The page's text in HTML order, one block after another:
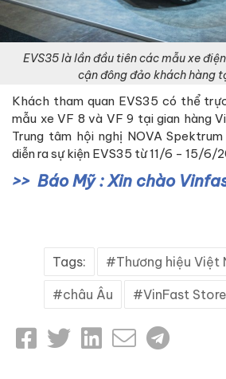
EVS35 là lần đầu tiên các mẫu xe
cận đông đảo khách hàng
Khách tham quan EVS35 có thể
mẫu xe VF 8 và VF 9 tại gian hàng
Trung tâm hội nghị NOVA
diễn ra sự kiện EVS35 từ 11/6 - 15/6/
Báo Mỹ : Xin chào
Tags: Thương hiệu Việt
châu Âu VinFast Store